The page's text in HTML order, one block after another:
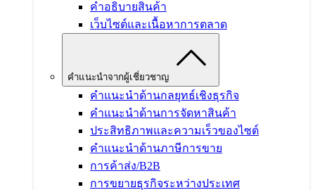
คำอธิบายสินค้า
เว็บไซต์และเนื้อหาการตลาด
คำแนะนำจากผู้เชี่ยวชาญ
คำแนะนำด้านกลยุทธ์เชิงธุรกิจ
คำแนะนำด้านการจัดหาสินค้า
ประสิทธิภาพและความเร็วของไซต์
คำแนะนำด้านภาษีการขาย
การค้าส่ง/B2B
การขยายธุรกิจระหว่างประเทศ